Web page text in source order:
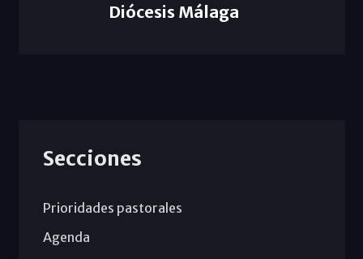
Diócesis Málaga
Secciones
Prioridades pastorales
Agenda